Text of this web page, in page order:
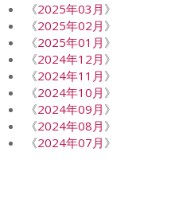
《2025年03月 》
《2025年02月 》
《2025年01月 》
《2024年12月 》
《2024年11月 》
《2024年10月 》
《2024年09月 》
《2024年08月 》
《2024年07月 》